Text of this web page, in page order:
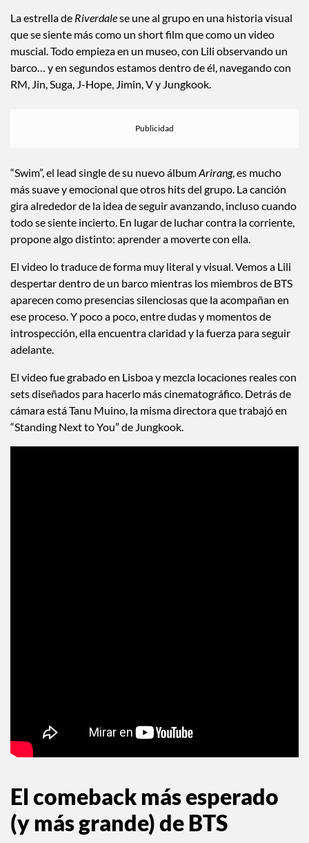
La estrella de Riverdalese une al grupo en una historia visual
que se siente más como un short film que como un video
muscial. Todo empieza en un museo, con Lili observando un
barco… y en segundos estamos dentro de él, navegando con
RM, Jin, Suga, J-Hope, Jimin, V y Jungkook.
“Swim”, el lead single de su nuevo álbumArirang, es mucho
más suave y emocional que otros hits del grupo. La canción
gira alrededor de la idea de seguir avanzando, incluso cuando
todo se siente incierto. En lugar de luchar contra la corriente,
propone algo distinto: aprender a moverte con ella.
El video lo traduce de forma muy literal y visual. Vemos a Lili
despertar dentro de un barco mientras los miembros de BTS
aparecen como presencias silenciosas que la acompañan en
ese proceso. Y poco a poco, entre dudas y momentos de
introspección, ella encuentra claridad y la fuerza para seguir
adelante.
El video fue grabado en Lisboa y mezcla locaciones reales con
sets diseñados para hacerlo más cinematográfico. Detrás de
cámara está Tanu Muino, la misma directora que trabajó en
“Standing Next to You” de Jungkook.
El comeback más esperado
(y más grande) de BTS